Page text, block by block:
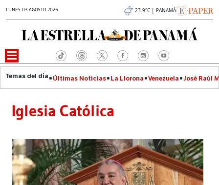
LUNES 03 AGOSTO 2026 23.9°C | PANAMÁ
Últimas Noticias La Llorona Venezuela José Raúl
Iglesia Católica